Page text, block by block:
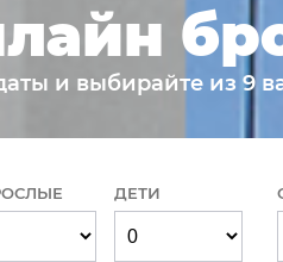
и выбирайте из 9
ДЕТИ